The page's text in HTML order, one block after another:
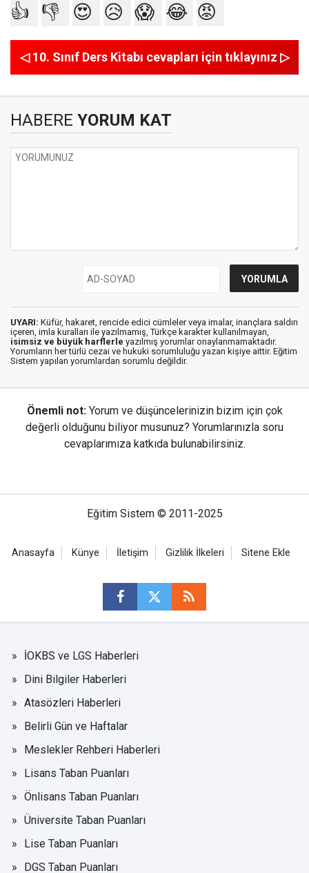
👍 👎 😍 😥 😱 😂 😡
◁ 10. Sınıf Ders Kitabı cevapları için tıklayınız ▷
HABERE YORUM KAT
UYARI: Küfür, hakaret, rencide edici cümleler veya imalar, inançlara saldırı
içeren, imla kuralları ile yazılmamış, Türkçe karakter kullanılmayan,
isimsiz ve büyük harflerle yazılmış yorumlar onaylanmamaktadır.
Yorumların her türlü cezai ve hukuki sorumluluğu yazan kişiye aittir. Eğitim
Sistem yapılan yorumlardan sorumlu değildir.
Önemli not: Yorum ve düşüncelerinizin bizim için çok
değerli olduğunu biliyor musunuz? Yorumlarınızla soru
cevaplarımıza katkıda bulunabilirsiniz.
Eğitim Sistem © 2011-2025
Anasayfa Künye İletişim Gizlilik İlkeleri Sitene Ekle
İOKBS ve LGS Haberleri
Dini Bilgiler Haberleri
Atasözleri Haberleri
Belirli Gün ve Haftalar
Meslekler Rehberi Haberleri
Lisans Taban Puanları
Önlisans Taban Puanları
Üniversite Taban Puanları
Lise Taban Puanları
DGS Taban Puanları